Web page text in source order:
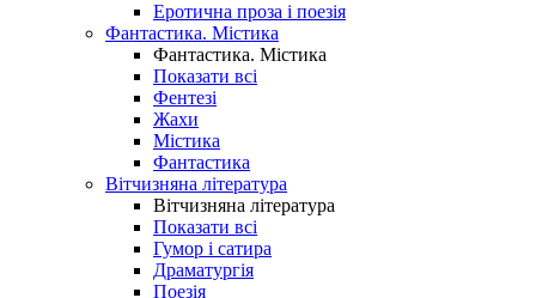
Еротична проза і поезія
Фантастика. Містика
Фантастика. Містика
Показати всі
Фентезі
Жахи
Містика
Фантастика
Вітчизняна література
Вітчизняна література
Показати всі
Гумор і сатира
Драматургія
Поезія